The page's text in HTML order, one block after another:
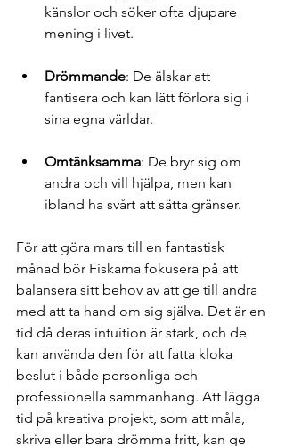
känslor och söker ofta djupare
mening i livet.
Drömmande: De älskar att
fantisera och kan lätt förlora sig i
sina egna världar.
Omtänksamma: De bryr sig om
andra och vill hjälpa, men kan
ibland ha svårt att sätta gränser.
För att göra mars till en fantastisk
månad bör Fiskarna fokusera på att
balansera sitt behov av att ge till andra
med att ta hand om sig själva. Det är en
tid då deras intuition är stark, och de
kan använda den för att fatta kloka
beslut i både personliga och
professionella sammanhang. Att lägga
tid på kreativa projekt, som att måla,
skriva eller bara drömma fritt, kan ge